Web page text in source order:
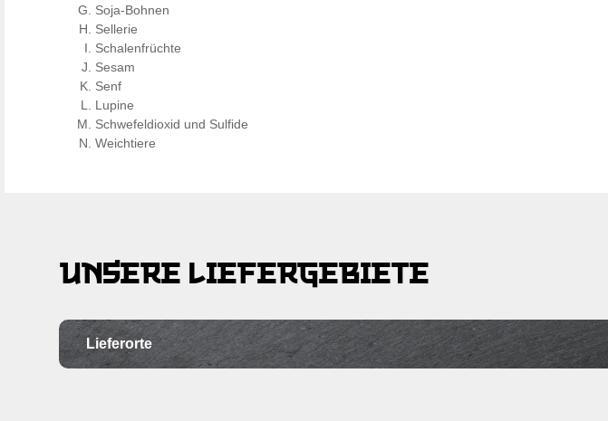
Soja-Bohnen
Sellerie
Schalenfrüchte
Sesam
Senf
Lupine
Schwefeldioxid und Sulfide
Weichtiere
UNSERE LIEFERGEBIETE
Lieferorte